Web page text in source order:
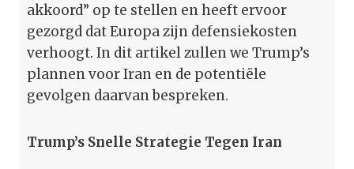
akkoord” op te stellen en heeft ervoor
gezorgd dat Europa zijn defensiekosten
verhoogt. In dit artikel zullen we Trump’s
plannen voor Iran en de potentiële
gevolgen daarvan bespreken.
Trump’s Snelle Strategie Tegen Iran